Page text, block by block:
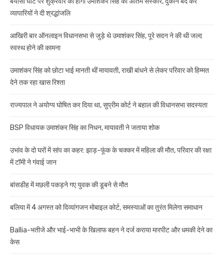
व्यापारियों ने दी श्रद्धांजलि
आखिरी बार ऑनलाइन विधानसभा से जुड़े थे उमाशंकर सिंह, पूरे सदन ने की थी जल्द
स्वस्थ होने की कामना
उमाशंकर सिंह को छोटा भाई मानती थीं मायावती, राखी बांधने से लेकर परिवार को हिम्मत
देने तक रहा खास रिश्ता
राज्यपाल ने अयोग्य घोषित कर दिया था, सुप्रीम कोर्ट ने बहाल की विधानसभा सदस्यता
BSP विधायक उमाशंकर सिंह का निधन, मायावती ने जताया शोक
उभांव के दो घरों में सांप का कहर: झाड़-फूंक के चक्कर में महिला की मौत, परिवार की रक्षा
में टॉमी ने गंवाई जान
बांसडीह में मछली पकड़ने गए युवक की डूबने से मौत
बलिया में 4 अगस्त को दिव्यांगजन मोबाइल कोर्ट, समस्याओं का तुरंत मिलेगा समाधान
Ballia-भतीजे और भाई-भाभी के खिलाफ बहन ने दर्ज कराया मारपीट और धमकी देने का
केस